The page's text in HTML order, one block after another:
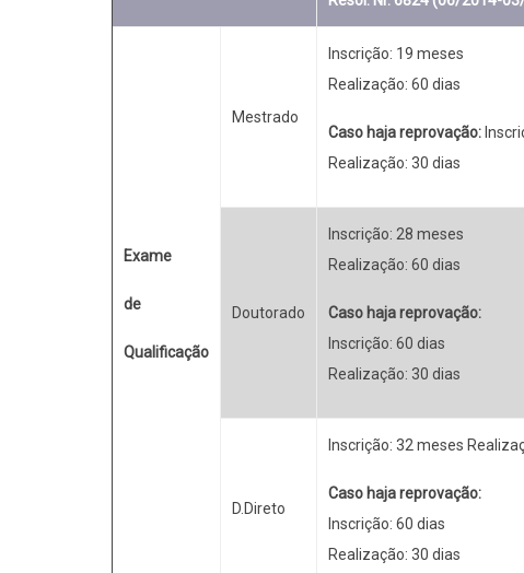
Exame
de
Qualificação
Mestrado
Inscrição: 19 meses
Realização: 60 dias
Caso haja reprovação:
Realização: 30 dias
Doutorado
Inscrição: 28 meses
Realização: 60 dias
Caso haja reprovação:
Inscrição: 60 dias
Realização: 30 dias
D.Direto
Inscrição: 32 meses
Caso haja reprovação:
Inscrição: 60 dias
Realização: 30 dias